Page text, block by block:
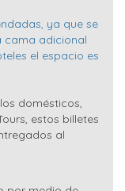
ya que se
cama adicional
el espacio es
domésticos,
estos billetes
al